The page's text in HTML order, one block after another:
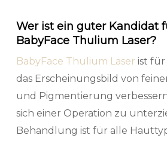
Wer ist ein guter Kandidat
BabyFace Thulium Laser?
BabyFace Thulium Laser ist für
das Erscheinungsbild von
und Pigmentierung
sich einer Operation zu
Behandlung ist für alle